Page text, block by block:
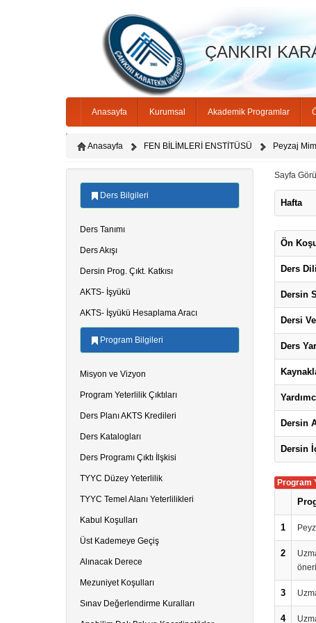
ÇANKIRI
Anasayfa Kurumsal Akademik Programlar
Anasayfa FEN BİLİMLERİ ENSTİTÜSÜ Peyzaj
Ders Bilgileri
Ders Tanımı
Ders Akışı
Dersin Prog. Çıkt. Katkısı
AKTS- İşyükü
AKTS- İşyükü Hesaplama Aracı
Program Bilgileri
Misyon ve Vizyon
Program Yeterlilik Çıktıları
Ders Planı AKTS Kredileri
Ders Katalogları
Ders Programı Çıktı İlşkisi
TYYC Düzey Yeterlilik
TYYC Temel Alanı Yeterlilikleri
Kabul Koşulları
Üst Kademeye Geçiş
Alınacak Derece
Mezuniyet Koşulları
Sınav Değerlendirme Kuralları
Sayfa
Hafta
Ön
Ders Dili
Dersin
Dersi
Ders
Dersin
Dersin
Program
1
2
3
4